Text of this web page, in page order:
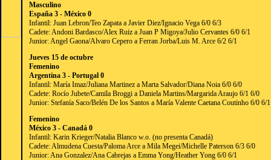
Masculino
España 3 - México 0
Infantil: Juan Lebron/Teo Zapata a Javier Diez/Ignacio Vega 6/0 6/3
Cadete: Andoni Bardasco/Alex Ruiz a Juan P Migoya/Julio Cervantes 6/0 6/1
Junior: Angel Gaona/Alvaro Cepero a Ferran Jorba/Luis M. Arce 6/2 6/1
Jueves 15 de octubre
Femenino
Argentina 3 - Portugal 0
Infantil: María Imaz/Juliana Martinez a Marta Salvador/Diana Noia 6/0 6/0
Cadete: Rocío Jubete/Camila Broggi a Daniela Martins/Margarida Araujo 6/1 6/0
Junior: Stefanía Saco/Belén De los Santos a María Valente Caetana Coutinho 6/0 6/1
Femenino
México 3 - Canadá 0
Infantil: Karin Krieger/Natalia Blanco w.o. (no presenta Canadá)
Cadete: Almudena Cuesta/Paloma Arce a Mila Megei/Michelle Paterson 6/3 6/0
Junior: Ana Gonzalez/Ana Cabrejas a Emma Yong/Heather Yong 6/0 6/1